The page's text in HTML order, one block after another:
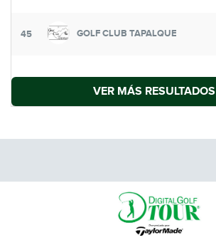
45 GOLF CLUB TAPALQUE
VER MÁS RESULTADOS